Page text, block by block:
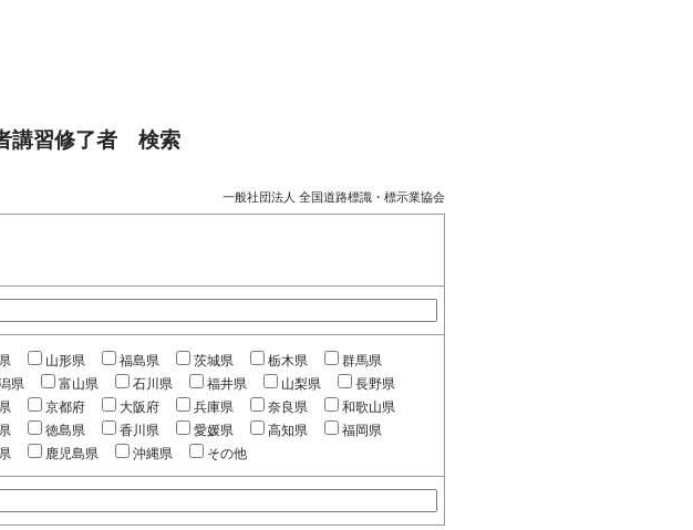
講習修了者 検索
一般社団法人 全国道路標識・標示業協会
山形県 福島県 茨城県 栃木県
群馬県
県 富山県 石川県 福井県 山梨県
長野県
京都府 大阪府 兵庫県 奈良県
和歌山県
徳島県 香川県 愛媛県 高知県
福岡県
鹿児島県 沖縄県 その他